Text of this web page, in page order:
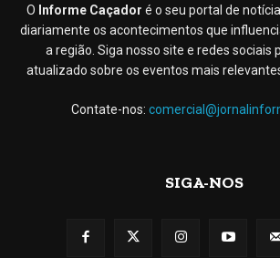
O Informe Caçador é o seu portal de
diariamente os acontecimentos que
a região. Siga nosso site e redes sociais
atualizado sobre os eventos mais
Contate-nos:
SIGA-NOS